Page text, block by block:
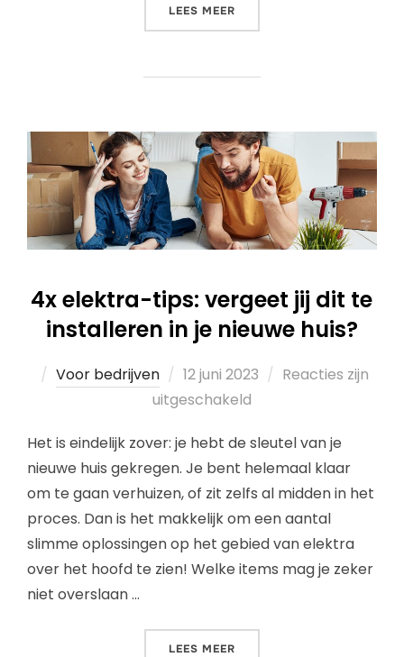
LEES MEER
4x elektra-tips: vergeet jij dit te
installeren in je nieuwe huis?
Voor bedrijven 12 juni 2023
Reacties zijn
uitgeschakeld
Het is eindelijk zover: je hebt de sleutel van je
nieuwe huis gekregen. Je bent helemaal klaar
om te gaan verhuizen, of zit zelfs al midden in het
proces. Dan is het makkelijk om een aantal
slimme oplossingen op het gebied van elektra
over het hoofd te zien! Welke items mag je zeker
niet overslaan …
LEES MEER